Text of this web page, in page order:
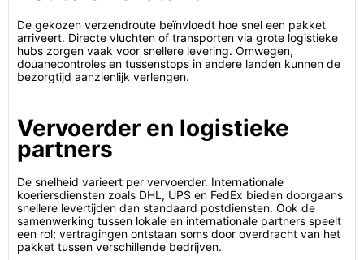
De gekozen verzendroute beïnvloedt hoe snel een pakket
arriveert. Directe vluchten of transporten via grote logistieke
hubs zorgen vaak voor snellere levering. Omwegen,
douanecontroles en tussenstops in andere landen kunnen de
bezorgtijd aanzienlijk verlengen.
Vervoerder en logistieke
partners
De snelheid varieert per vervoerder. Internationale
koeriersdiensten zoals DHL, UPS en FedEx bieden doorgaans
snellere levertijden dan standaard postdiensten. Ook de
samenwerking tussen lokale en internationale partners speelt
een rol; vertragingen ontstaan soms door overdracht van het
pakket tussen verschillende bedrijven.